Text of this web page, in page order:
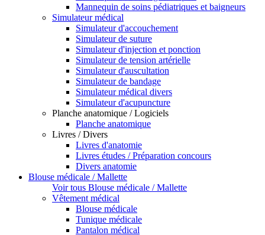
Mannequin de soins pédiatriques et baigneurs
Simulateur médical
Simulateur d'accouchement
Simulateur de suture
Simulateur d'injection et ponction
Simulateur de tension artérielle
Simulateur d'auscultation
Simulateur de bandage
Simulateur médical divers
Simulateur d'acupuncture
Planche anatomique / Logiciels
Planche anatomique
Livres / Divers
Livres d'anatomie
Livres études / Préparation concours
Divers anatomie
Blouse médicale / Mallette
Voir tous Blouse médicale / Mallette
Vêtement médical
Blouse médicale
Tunique médicale
Pantalon médical